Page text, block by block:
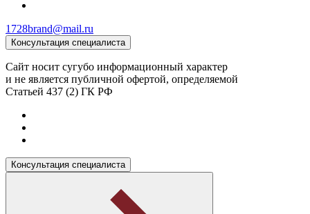
1728brand@mail.ru
Консультация специалиста
Сайт носит сугубо информационный характер
и не является публичной офертой, определяемой
Статьей 437 (2) ГК РФ
Консультация специалиста